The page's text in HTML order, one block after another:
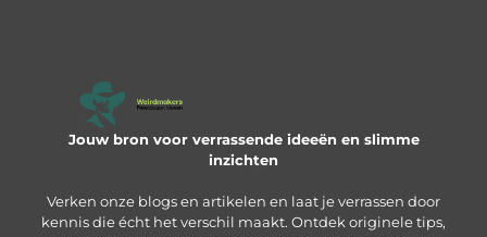
Jouw bron voor verrassende ideeën en slimme
inzichten
Verken onze blogs en artikelen en laat je verrassen door
kennis die écht het verschil maakt. Ontdek originele tips,